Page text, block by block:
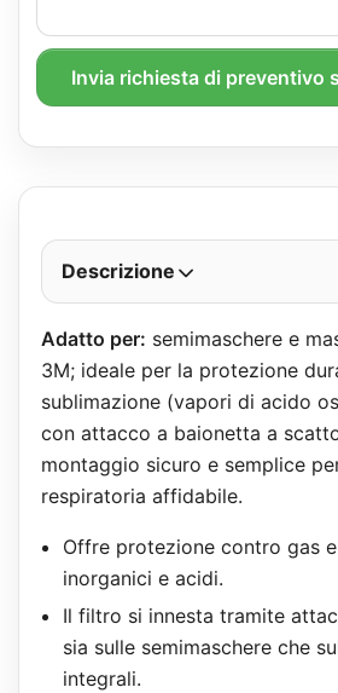
Invia richiesta di preventivo
Descrizione
Adatto per: semimaschere e
3M; ideale per la protezione
sublimazione (vapori di acido
con attacco a baionetta a
montaggio sicuro e semplice
respiratoria affidabile.
Offre protezione contro gas
inorganici e acidi.
Il filtro si innesta tramite
sia sulle semimaschere che
integrali.